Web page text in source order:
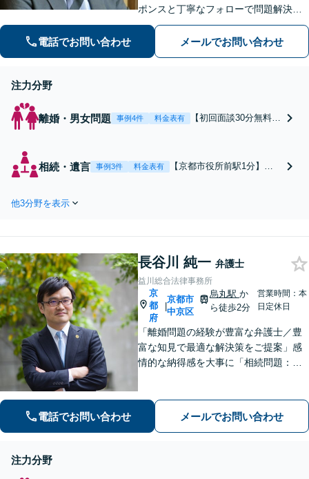
ポンスと丁寧なフォローで問題解決
へ。企業トラブル、不動産、債権回収
に定評あり。【離婚・相続】慰謝料請
求の減額に多数実績あり！まずは法律
電話でお問い合わせ メールでお問い合わせ
注力分野
離婚・男女問題 事例4件 料金表有
【初回面談30分無料】
注力しています。その
金額を大幅減額できる
たします。【土日対応
可能】
相続・遺言 事例3件 料金表有
【京都市役所前駅1分】
さい。相談者さまの希望に
いたします。【LINE相談可
能】【土日対応可能】【初
回面談1時間無料】
他3分野を表示
長谷川 純一 弁護士
益川総合法律事務所
京
都
府
|
京都市
中京区
烏丸駅 か
ら徒歩2分
営業時間：本
日定休日
「離婚問題の経験が豊富な弁護士／豊
富な知見で最適な解決策をご提案」感
情的な納得感を大事に「相続問題：親
し、きめ細やかに対応【夜間面談あ
電話でお問い合わせ メールでお問い合わせ
注力分野